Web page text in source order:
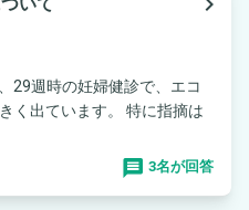
いて
29週時の妊婦健診で、エコ
く出ています。 特に指摘は
3名が回答